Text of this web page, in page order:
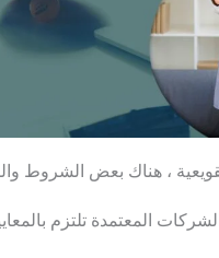
، هناك بعض الشروط
المعتمدة تلتزم